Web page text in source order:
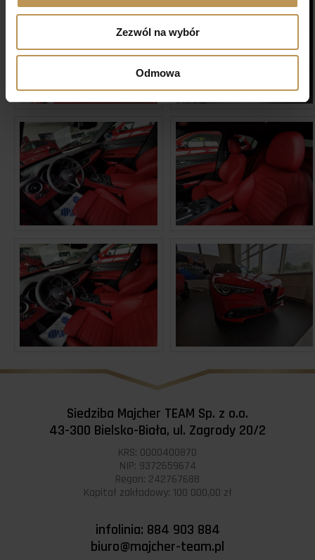
Zezwól na wybór
Odmowa
Siedziba Majcher TEAM Sp. z o.o.
43-300 Bielsko-Biała, ul. Zagrody 20/2
KRS: 0000400870
NIP: 9372659674
Regon: 242767688
Kapitał zakładowy: 100 000,00 zł
infolinia: 884 903 884
biuro@majcher-team.pl